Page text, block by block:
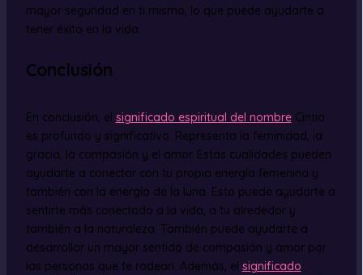
mayor seguridad en ti mismo, lo que puede ayudarte a
tener éxito en la vida.
Conclusión
En conclusión, el significado espiritual del nombreCintia
es profundo y significativo. Representa la feminidad, la
gracia, la compasión y el amor. Estas cualidades pueden
ayudarte a conectar con tu propia energía femenina y
también con la energía de la luna. Esto puede ayudarte a
sentirte más conectado a la vida, a tu alrededor y
también a la naturaleza. También puede ayudarte a
desarrollar un mayor sentido de compasión y amor por
las personas que te rodean. Además, el significado